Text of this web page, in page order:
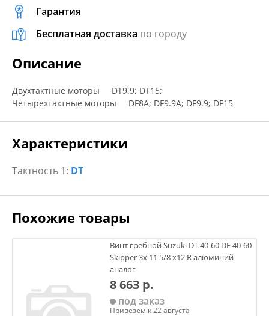
Гарантия
Бесплатная доставка по городу
Описание
Двухтактные моторы DT9.9; DT15;
Четырехтактные моторы DF8A; DF9.9A; DF9.9; DF15
Характеристики
Тактность 1: DT
Похожие товары
Винт гребной Suzuki DT 40-60 DF 40-60
Skipper 3х 11 5/8 х12 R алюминий
аналог
8 663 р.
под заказ
Привезем к 22 августа